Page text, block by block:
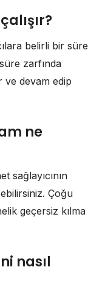
belirli bir süre
zarfında
ve devam edip
ne
sağlayıcının
Çoğu
geçersiz kılma
nasıl